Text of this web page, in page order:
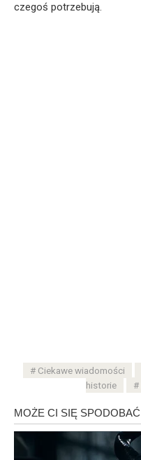
czegoś potrzebują.
Ciekawe wiadomości
historie